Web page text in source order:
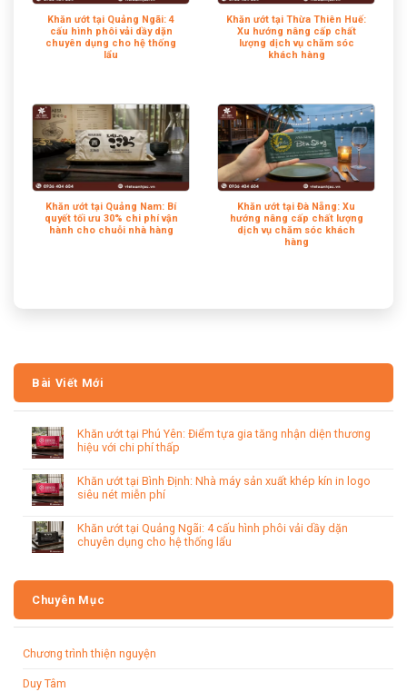
Khăn ướt tại Quảng Ngãi: 4
cấu hình phôi vải dầy dặn
chuyên dụng cho hệ thống
lẩu
Khăn ướt tại Thừa Thiên Huế:
Xu hướng nâng cấp chất
lượng dịch vụ chăm sóc
khách hàng
Khăn ướt tại Quảng Nam: Bí
quyết tối ưu 30% chi phí vận
hành cho chuỗi nhà hàng
Khăn ướt tại Đà Nẵng: Xu
hướng nâng cấp chất lượng
dịch vụ chăm sóc khách
hàng
Bài Viết Mới
Khăn ướt tại Phú Yên: Điểm tựa gia tăng nhận diện thương
hiệu với chi phí thấp
Khăn ướt tại Bình Định: Nhà máy sản xuất khép kín in logo
siêu nét miễn phí
Khăn ướt tại Quảng Ngãi: 4 cấu hình phôi vải dầy dặn
chuyên dụng cho hệ thống lẩu
Chuyên Mục
Chương trình thiện nguyện
Duy Tâm